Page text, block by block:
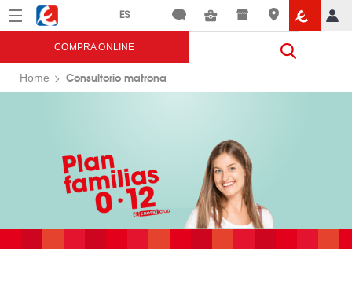
Menú Eroski
COMPRA ONLINE
Home Consultorio matrona